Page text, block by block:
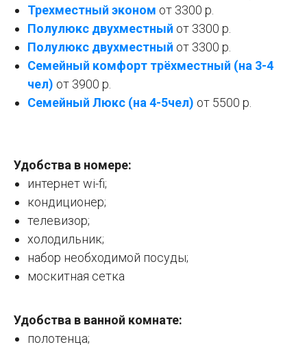
Трехместный эконом от 3300 р.
Полулюкс двухместный от 3300 р.
Полулюкс двухместный от 3300 р.
Семейный комфорт трёхместный (на 3-4
чел) от 3900 р.
Семейный Люкс (на 4-5чел) от 5500 р.
Удобства в номере:
интернет wi-fi;
кондиционер;
телевизор;
холодильник;
набор необходимой посуды;
москитная сетка
Удобства в ванной комнате:
полотенца;